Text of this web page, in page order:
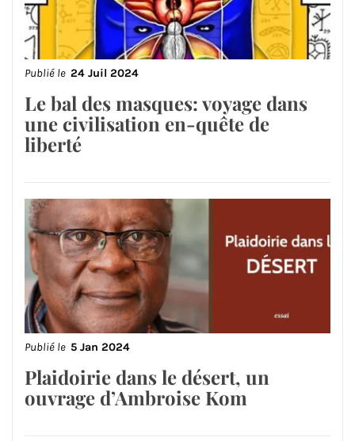
Publié le 24 Juil 2024
Le bal des masques: voyage dans
une civilisation en-quête de
liberté
Publié le 5 Jan 2024
Plaidoirie dans le désert, un
ouvrage d’Ambroise Kom